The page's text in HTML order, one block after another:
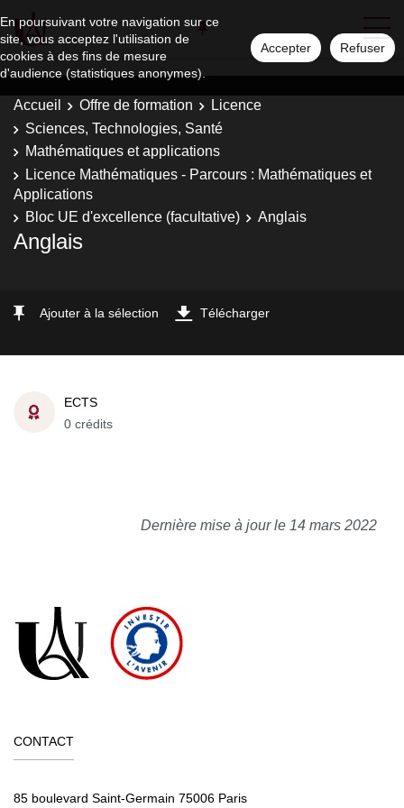
En poursuivant votre navigation sur ce
site, vous acceptez l'utilisation de
cookies à des fins de mesure
d'audience (statistiques anonymes).
Accepter Refuser
Accueil Offre de formation
Licence
Sciences, Technologies, Santé
Mathématiques et applications
Licence Mathématiques - Parcours : Mathématiques et
Applications
Bloc UE d'excellence (facultative)
Anglais
Anglais
Ajouter à la sélection Télécharger
ECTS
0 crédits
Dernière mise à jour le 14 mars 2022
CONTACT
85 boulevard Saint-Germain 75006 Paris